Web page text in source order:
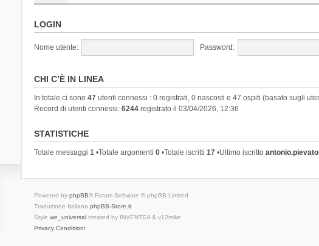
LOGIN
Nome utente: Password:
CHI C’È IN LINEA
In totale ci sono 47utenti connessi : 0 registrati, 0 nascosti e 47 ospiti (basato sugli
Record di utenti connessi: 6244registrato il 03/04/2026, 12:36
STATISTICHE
Totale messaggi 1•Totale argomenti 0•Totale iscritti 17•Ultimo iscritto
Powered by phpBB® Forum Software © phpBB Limited
Traduzione Italiana phpBB-Store.it
Style we_universalcreated by INVENTEA & v12mike
Privacy Condizioni